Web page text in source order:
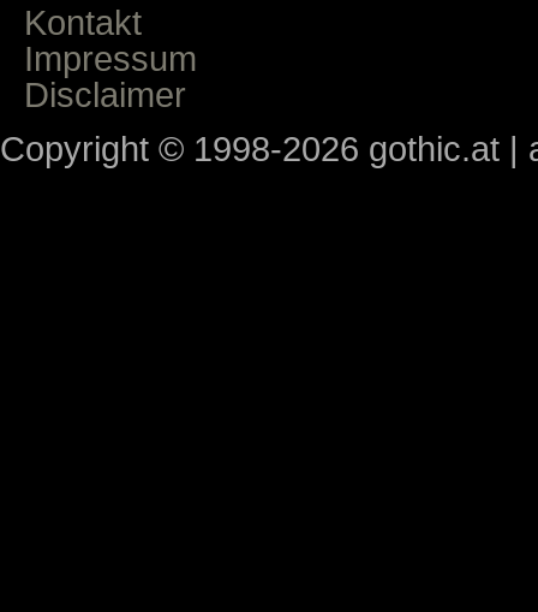
Kontakt
Impressum
Disclaimer
Copyright © 1998-2026 gothic.at |